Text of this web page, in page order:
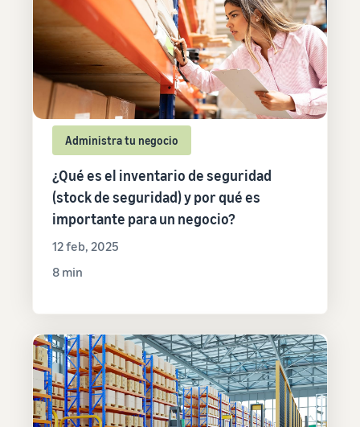
Administra tu negocio
¿Qué es el inventario de seguridad
(stock de seguridad) y por qué es
importante para un negocio?
12 feb, 2025
8 min